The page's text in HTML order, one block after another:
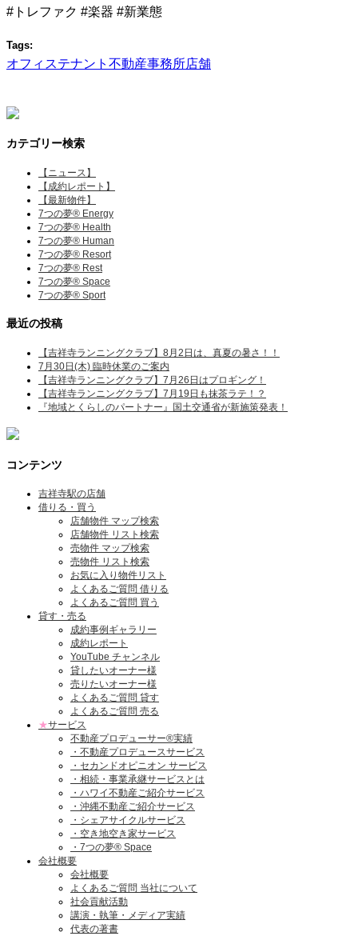
#トレファク #楽器 #新業態
Tags:
オフィステナント 不動産事務所店舗
カテゴリー検索
【ニュース】
【成約レポート】
【最新物件】
7つの夢® Energy
7つの夢® Health
7つの夢® Human
7つの夢® Resort
7つの夢® Rest
7つの夢® Space
7つの夢® Sport
最近の投稿
【吉祥寺ランニングクラブ】8月2日は、真夏の暑さ！！
7月30日(木) 臨時休業のご案内
【吉祥寺ランニングクラブ】7月26日はプロギング！
【吉祥寺ランニングクラブ】7月19日も抹茶ラテ！？
『地域とくらしのパートナー』国土交通省が新施策発表！
コンテンツ
吉祥寺駅の店舗
借りる・買う
店舗物件 マップ検索
店舗物件 リスト検索
売物件 マップ検索
売物件 リスト検索
お気に入り物件リスト
よくあるご質問 借りる
よくあるご質問 買う
貸す・売る
成約事例ギャラリー
成約レポート
YouTube チャンネル
貸したいオーナー様
売りたいオーナー様
よくあるご質問 貸す
よくあるご質問 売る
★サービス
不動産プロデューサー®実績
・不動産プロデュースサービス
・セカンドオピニオン サービス
・相続・事業承継サービスとは
・ハワイ不動産ご紹介サービス
・沖縄不動産ご紹介サービス
・シェアサイクルサービス
・空き地空き家サービス
・7つの夢® Space
会社概要
会社概要
よくあるご質問 当社について
社会貢献活動
講演・執筆・メディア実績
代表の著書